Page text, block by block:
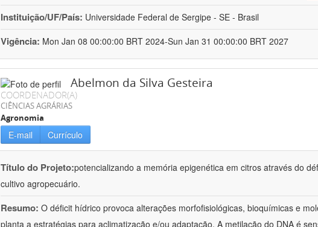
Instituição/UF/País: Universidade Federal de Sergipe - SE - Brasil
Vigência: Mon Jan 08 00:00:00 BRT 2024-Sun Jan 31 00:00:00 BRT 2027
Abelmon da Silva Gesteira
COORDENADOR(A)
CIÊNCIAS AGRÁRIAS
Agronomia
E-mail Currículo
Título do Projeto:potencializando a memória epigenética em citros através do
cultivo agropecuário.
Resumo: O déficit hídrico provoca alterações morfofisiológicas, bioquímicas e
planta a estratégias para aclimatização e/ou adaptação. A metilação do DNA é